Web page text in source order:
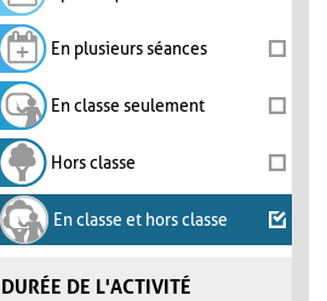
En plusieurs séances
En classe seulement
Hors classe
En classe et hors classe
DURÉE DE L'ACTIVITÉ